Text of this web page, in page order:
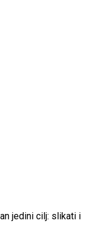
jedini cilj: slikati i